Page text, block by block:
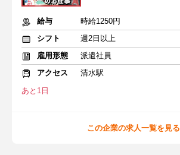
給与
時給1250円
シフト
週2日以上
雇用形態
派遣社員
アクセス
清水駅
あと1日
この企業の求人一覧を見る